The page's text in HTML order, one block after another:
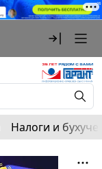
Налоги и